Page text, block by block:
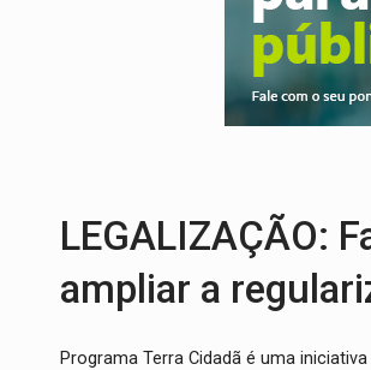
EXTENSÃO DE
VARIANDO O
PREJUÍZO AOS
LEGALIZAÇÃO:
ampliar a
Programa Terra Cidadã é uma